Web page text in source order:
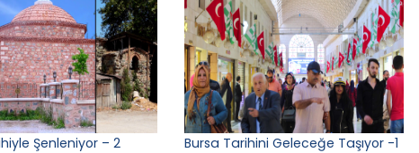
Şenleniyor – 2 Bursa Tarihini Geleceğe Taşıyor -1